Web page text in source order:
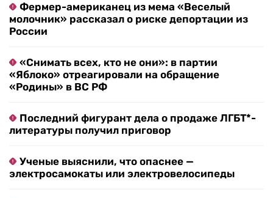
Фермер-американец из мема «Веселый
молочник» рассказал о риске депортации из
России
«Снимать всех, кто не они»: в партии
«Яблоко» отреагировали на обращение
«Родины» в ВС РФ
Последний фигурант дела о продаже ЛГБТ*-
литературы получил приговор
Ученые выяснили, что опаснее —
электросамокаты или электровелосипеды